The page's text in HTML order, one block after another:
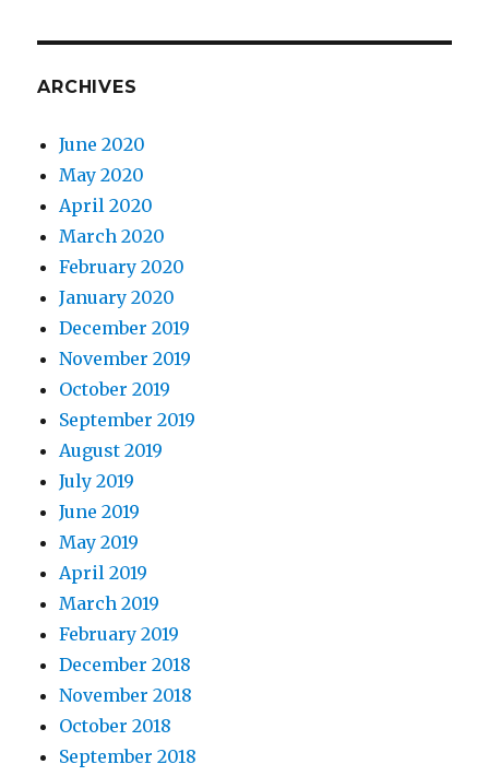
ARCHIVES
June 2020
May 2020
April 2020
March 2020
February 2020
January 2020
December 2019
November 2019
October 2019
September 2019
August 2019
July 2019
June 2019
May 2019
April 2019
March 2019
February 2019
December 2018
November 2018
October 2018
September 2018